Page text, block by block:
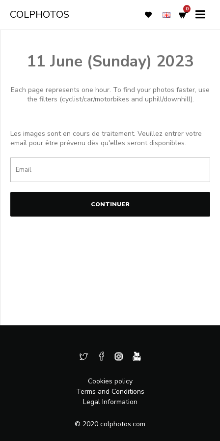
COLPHOTOS 0
11 June (Sunday) 2023
Each page represents one hour. To find your photos faster, use
the filters (cyclist/car/motorbikes and uphill/downhill).
Les images sont en cours de traitement. Veuillez entrer votre
email pour être prévenu dès qu'elles seront disponibles.
CONTINUER
Cookies policy
Terms and Conditions
Legal Information
© 2020 colphotos.com